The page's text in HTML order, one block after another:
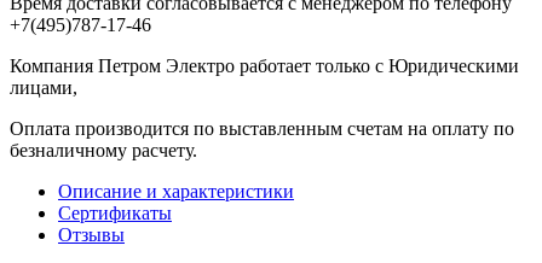
+7(495)787-17-46
Компания Петром Электро работает только с Юридическими
лицами,
Оплата производится по выставленным счетам на оплату по
безналичному расчету.
Описание и характеристики
Сертификаты
Отзывы